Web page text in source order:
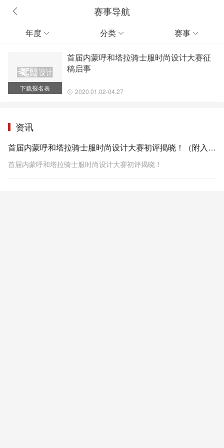
赛事导航
年度  分类  赛事 
下载报名表
首届内蒙呼和塔拉骑士服时尚设计大赛征
稿启事
2020.01.02-04.27
资讯
首届内蒙呼和塔拉骑士服时尚设计大赛初评揭晓！（附入围效果图）
首届内蒙呼和塔拉骑士服时尚设计大赛初评揭晓！